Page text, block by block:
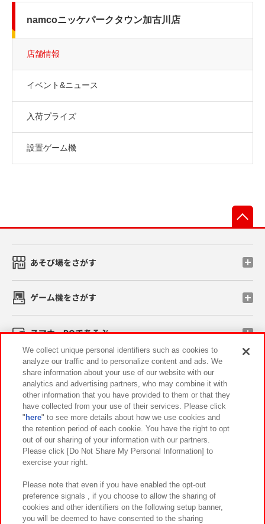
namcoニッケパークタウン加古川店
店舗情報
イベント&ニュース
入荷プライズ
設置ゲーム機
あそび場をさがす
ゲーム機をさがす
スマホ・PCであそぶ
イベント・キャンペーン
関連会社 サステナビリティ サイトポリシー
プライバシーポリシー ウェブアクセシビリティ方針と検証結果
お取引先さまとともに
カスタマーハラスメント対応方針 よくあるご質問・お問い合わせ
We collect unique personal identifiers such as cookies to
analyze our traffic and to personalize content and ads. We
share information about your use of our website with our
analytics and advertising partners, who may combine it with
other information that you have provided to them or that they
have collected from your use of their services. Please click
" here" to see more details about how we use cookies and
the retention period of each cookie. You have the right to opt
out of our sharing of your information with our partners.
Please click [Do Not Share My Personal Information] to
exercise your right.
Please note that even if you have enabled the opt-out
preference signals , if you choose to allow the sharing of
cookies and other identifiers on the following setup banner,
you will be deemed to have consented to the sharing